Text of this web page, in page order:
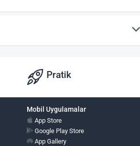
Pratik
Mobil Uygulamalar
App Store
Google Play Store
App Gallery